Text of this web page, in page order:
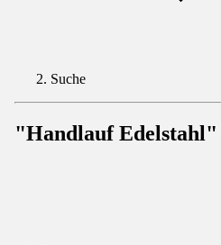
Suche
"Handlauf Edelstahl"